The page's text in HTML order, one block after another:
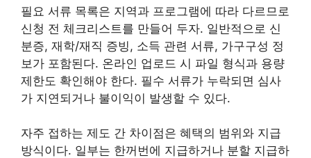
필요 서류 목록은 지역과 프로그램에 따라 다르므로
신청 전 체크리스트를 만들어 두자. 일반적으로 신
분증, 재학/재직 증빙, 소득 관련 서류, 가구구성 정
보가 포함된다. 온라인 업로드 시 파일 형식과 용량
제한도 확인해야 한다. 필수 서류가 누락되면 심사
가 지연되거나 불이익이 발생할 수 있다.
자주 접하는 제도 간 차이점은 혜택의 범위와 지급
방식이다. 일부는 한꺼번에 지급하거나 분할 지급하